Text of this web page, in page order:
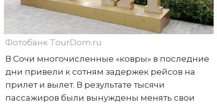
Фотобанк TourDom.ru
В Сочи многочисленные «ковры» в последние
дни привели к сотням задержек рейсов на
прилет и вылет. В результате тысячи
пассажиров были вынуждены менять свои